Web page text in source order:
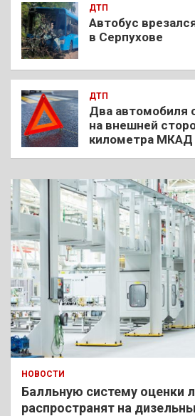
ДТП
Автобус
в Серпухове
ДТП
Два автомобиля
на внешней
километра МКАД
НОВОСТИ
Балльную систему оценки
распространят на